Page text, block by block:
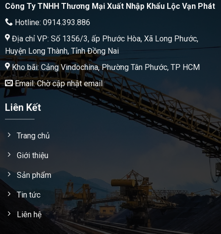
Công Ty TNHH Thương Mại Xuất Nhập Khẩu Lộc Vạn Phát
Hotline: 0914.393.886
Địa chỉ VP: Số 1356/3, ấp Phước Hòa, Xã Long Phước,
Huyện Long Thành, Tỉnh Đồng Nai
Kho bãi: Cảng Vindochina, Phường Tân Phước, TP HCM
Email: Chờ cập nhật email
Liên Kết
Trang chủ
Giới thiệu
Sản phẩm
Tin tức
Liên hệ